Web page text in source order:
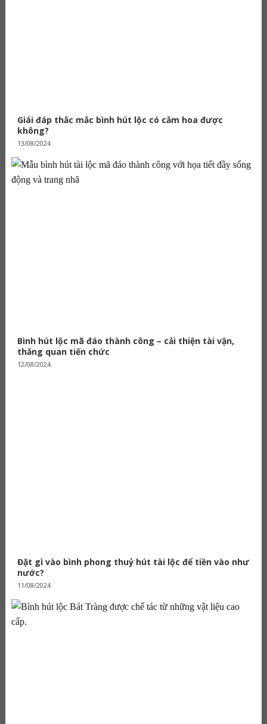
Giái đáp thắc mắc bình hút lộc có cắm hoa được
không?
13/08/2024
Bình hút lộc mã đáo thành công – cải thiện tài vận,
thăng quan tiến chức
12/08/2024
Đặt gì vào bình phong thuỷ hút tài lộc để tiền vào như
nước?
11/08/2024